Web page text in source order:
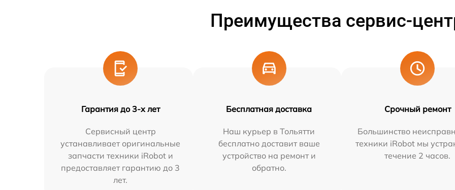
Преимущества сервис-
Гарантия до 3-х лет
Сервисный центр
устанавливает оригинальные
запчасти техники iRobot и
предоставляет гарантию до 3
лет.
Бесплатная доставка
Наш курьер в Тольятти
бесплатно доставит ваше
устройство на ремонт и
обратно.
Срочный ремонт
Большинство
техники iRobot мы
течение 2 часов.